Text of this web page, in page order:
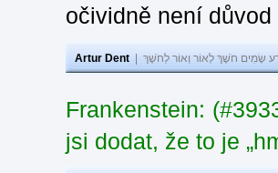
očividně není
Artur Dent שָׂמִים חֹשֶׁךְ לְאוֹר וְאוֹר לְחֹשֶׁךְ
Frankenstein:
jsi dodat, že to je